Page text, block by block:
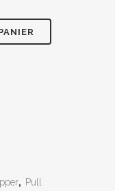
, Pull